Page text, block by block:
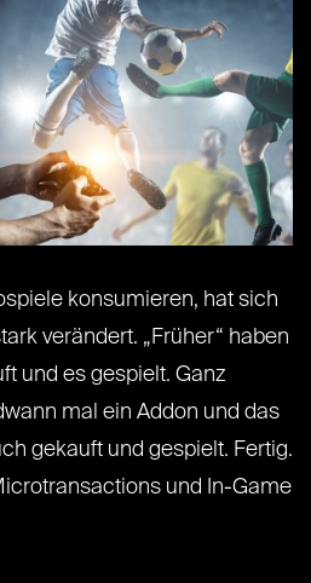
konsumieren, hat sich
verändert. „Früher“ haben
und es gespielt. Ganz
mal ein Addon und das
gekauft und gespielt. Fertig.
und In-Game